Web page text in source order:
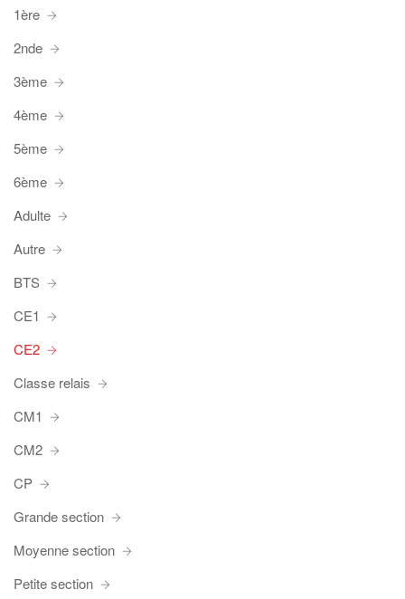
1ère
2nde
3ème
4ème
5ème
6ème
Adulte
Autre
BTS
CE1
CE2
Classe relais
CM1
CM2
CP
Grande section
Moyenne section
Petite section